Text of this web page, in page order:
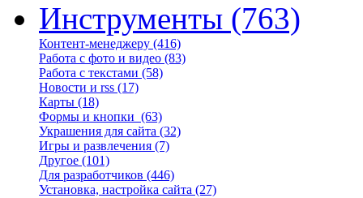
Инструменты (763)
Контент-менеджеру (416)
Работа с фото и видео (83)
Работа с текстами (58)
Новости и rss (17)
Карты (18)
Формы и кнопки (63)
Украшения для сайта (32)
Игры и развлечения (7)
Другое (101)
Для разработчиков (446)
Установка, настройка сайта (27)